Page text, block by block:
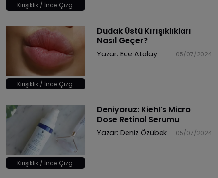
Kırışıklık / İnce Çizgi
Kırışıklık / İnce Çizgi
Dudak Üstü Kırışıklıkları
Nasıl Geçer?
Yazar: Ece Atalay 05/07/2024
Kırışıklık / İnce Çizgi
Deniyoruz: Kiehl's Micro
Dose Retinol Serumu
Yazar: Deniz Özübek 05/07/2024